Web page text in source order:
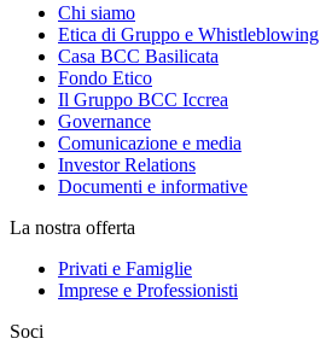
Chi siamo
Etica di Gruppo e Whistleblowing
Casa BCC Basilicata
Fondo Etico
Il Gruppo BCC Iccrea
Governance
Comunicazione e media
Investor Relations
Documenti e informative
La nostra offerta
Privati e Famiglie
Imprese e Professionisti
Soci